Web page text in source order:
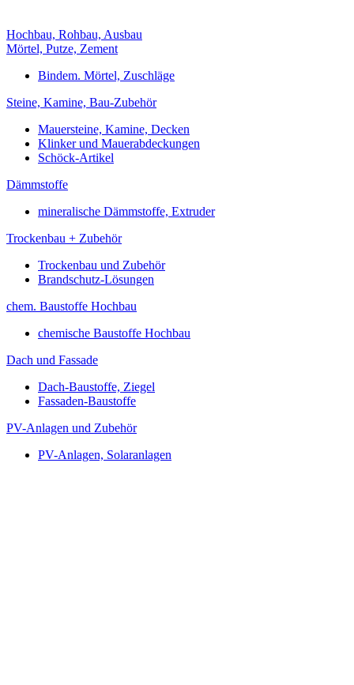
Hochbau, Rohbau, Ausbau
Mörtel, Putze, Zement
Bindem. Mörtel, Zuschläge
Steine, Kamine, Bau-Zubehör
Mauersteine, Kamine, Decken
Klinker und Mauerabdeckungen
Schöck-Artikel
Dämmstoffe
mineralische Dämmstoffe, Extruder
Trockenbau + Zubehör
Trockenbau und Zubehör
Brandschutz-Lösungen
chem. Baustoffe Hochbau
chemische Baustoffe Hochbau
Dach und Fassade
Dach-Baustoffe, Ziegel
Fassaden-Baustoffe
PV-Anlagen und Zubehör
PV-Anlagen, Solaranlagen